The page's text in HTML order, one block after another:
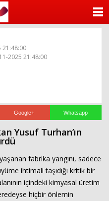
21:48:00
2025 21:48:00
Google+ Whatsapp
Yusuf Turhan’ın
fabrika yangını, sadece
ihtimali taşıdığı kritik bir
içindeki kimyasal üretim
hiçbir önlemin
YAZARLAR
VİDEO GALERİ
KÜNYE
İLETİŞİM